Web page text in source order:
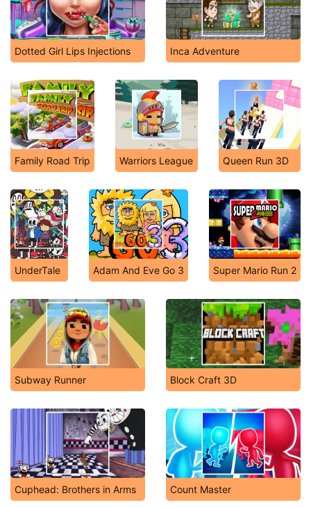
Dotted Girl Lips Injections Inca Adventure
Family Road Trip Warriors League Queen Run 3D
UnderTale Adam And Eve Go 3 Super Mario Run 2
Subway Runner Block Craft 3D
Cuphead: Brothers in Arms Count Master